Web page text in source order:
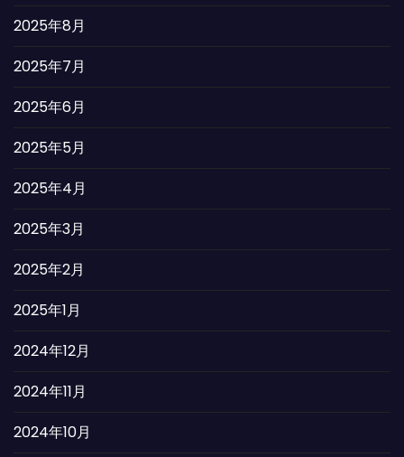
2025年8月
2025年7月
2025年6月
2025年5月
2025年4月
2025年3月
2025年2月
2025年1月
2024年12月
2024年11月
2024年10月